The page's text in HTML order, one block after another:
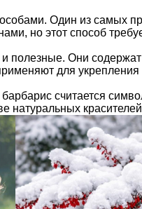
Один из самых
но этот способ
полезные. Они
для
считается
натуральных